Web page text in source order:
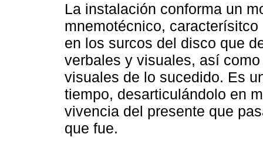
La instalación conforma un
mnemotécnico,
en los surcos del disco que
verbales y visuales, así
visuales de lo sucedido. Es
tiempo, desarticulándolo en
vivencia del presente que
que fue.